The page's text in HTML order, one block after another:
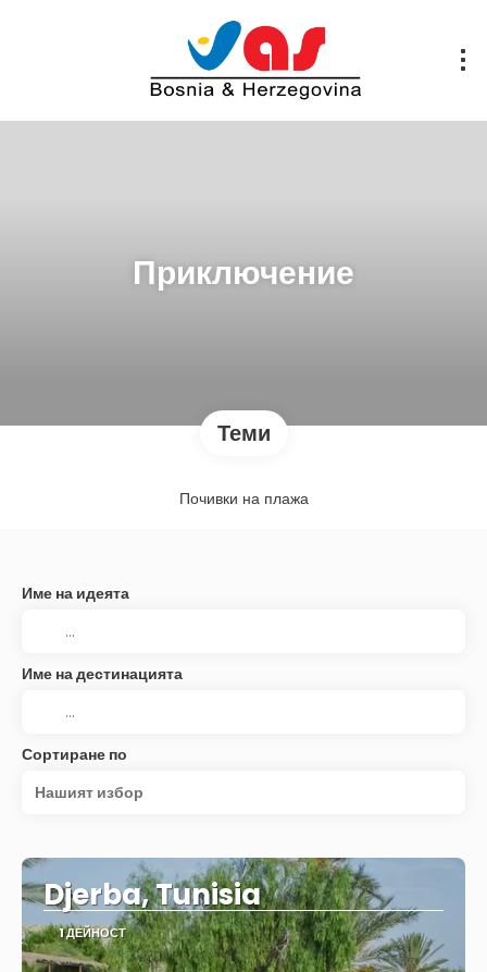
Приключение
Теми
Почивки на плажа
Име на идеята
Име на дестинацията
Сортиране по
Нашият избор
Djerba, Tunisia
1 ДЕЙНОСТ